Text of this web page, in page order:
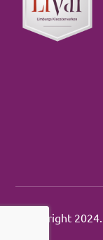
Copyright